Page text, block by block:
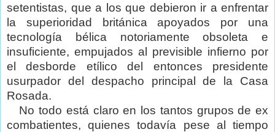
setentistas, que a los que debieron ir a enfrentar
la superioridad británica apoyados por una
tecnología bélica notoriamente obsoleta e
insuficiente, empujados al previsible infierno por
el desborde etílico del entonces presidente
usurpador del despacho principal de la Casa
Rosada.
No todo está claro en los tantos grupos de ex
combatientes, quienes todavía pese al tiempo